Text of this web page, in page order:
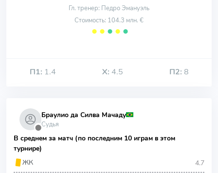
Гл. тренер: Педро Эмануэль
Стоимость: 104.3 млн. €
⬤ ⬤ ⬤ ⬤ ⬤
П1: 1.4 Х: 4.5 П2: 8
⬤
Браулио да Силва Мачаду
Судья
В среднем за матч (по последним 10 играм в этом
турнире)
ЖК
4.7